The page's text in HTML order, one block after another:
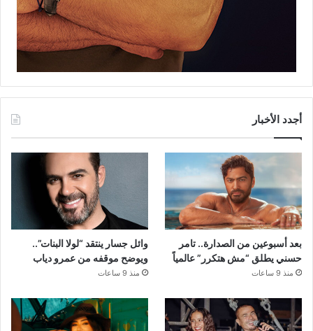
أجدد الأخبار
بعد أسبوعين من الصدارة.. تامر
حسني يطلق “مش هتكرر” عالمياً
منذ 9 ساعات
وائل جسار ينتقد “لولا البنات”..
ويوضح موقفه من عمرو دياب
منذ 9 ساعات